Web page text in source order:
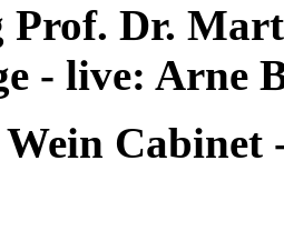
Dr.
- live: Arne